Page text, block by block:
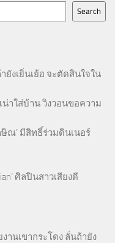
Search
ยังเยิ่นเย้อ จะตัดสินใจใน
น่าใส่บ้าน วิงวอนขอความ
ษิณ’ มีสิทธิ์ร่วมดินเนอร์
ศิลปินสาวเสียงดี
านเขากระโดง ลั่นถ้ายัง